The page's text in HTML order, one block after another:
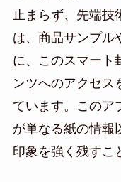
止まらず、先端技
は、商品サンプル
に、このスマート
ンツへのアクセス
ています。このア
が単なる紙の情報
印象を強く残すこ